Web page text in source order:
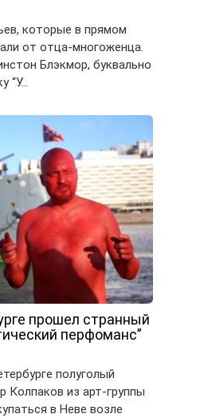
которые в прямом
от отца-многоженца.
Блэкмор, буквально
“У…
прошел странный
перфоманс”
полуголый
Колпаков из арт-группы
в Неве возле